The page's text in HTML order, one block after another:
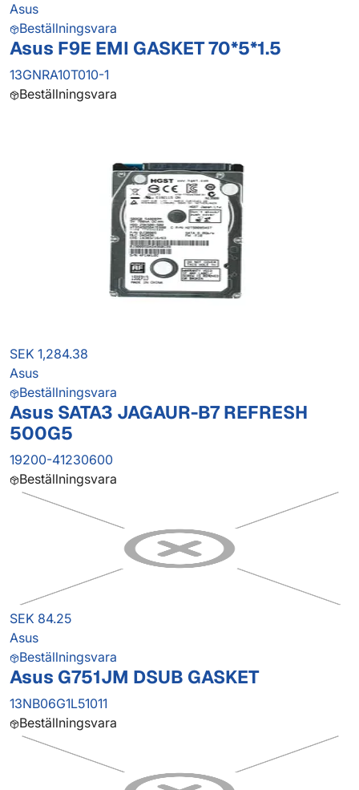
Asus
Beställningsvara
Asus F9E EMI GASKET 70*5*1.5
13GNRA10T010-1
Beställningsvara
SEK 1,284.38
Asus
Beställningsvara
Asus SATA3 JAGAUR-B7 REFRESH
500G5
19200-41230600
Beställningsvara
SEK 84.25
Asus
Beställningsvara
Asus G751JM DSUB GASKET
13NB06G1L51011
Beställningsvara